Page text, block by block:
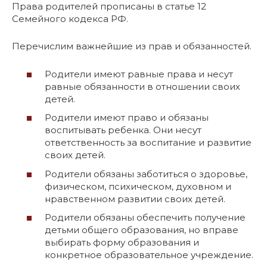
Права родителей прописаны в статье 12
Семейного кодекса РФ.
Перечислим важнейшие из прав и обязанностей.
Родители имеют равные права и несут
равные обязанности в отношении своих
детей.
Родители имеют право и обязаны
воспитывать ребенка. Они несут
ответственность за воспитание и развитие
своих детей.
Родители обязаны заботиться о здоровье,
физическом, психическом, духовном и
нравственном развитии своих детей.
Родители обязаны обеспечить получение
детьми общего образования, но вправе
выбирать форму образования и
конкретное образовательное учреждение.